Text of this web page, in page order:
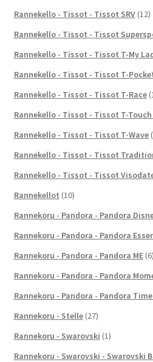
Rannekello - Tissot - Tissot SRV (12)
Rannekello - Tissot - Tissot
Rannekello - Tissot - Tissot T-My
Rannekello - Tissot - Tissot T-
Rannekello - Tissot - Tissot T-Race
Rannekello - Tissot - Tissot T-
Rannekello - Tissot - Tissot T-Wave
Rannekello - Tissot - Tissot
Rannekello - Tissot - Tissot
Rannekellot (10)
Rannekoru - Pandora - Pandora
Rannekoru - Pandora - Pandora
Rannekoru - Pandora - Pandora ME (6)
Rannekoru - Pandora - Pandora
Rannekoru - Pandora - Pandora
Rannekoru - Stelle (27)
Rannekoru - Swarovski (1)
Rannekoru - Swarovski - Swarovski